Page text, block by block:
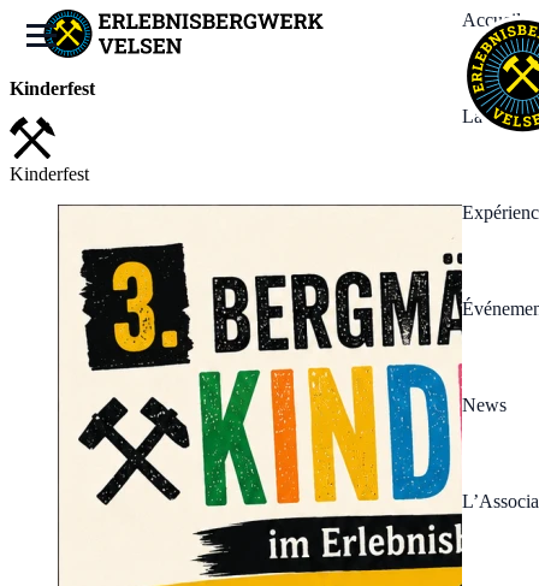
Accueil
La Mine
News
Kinderfest
Kinderfest